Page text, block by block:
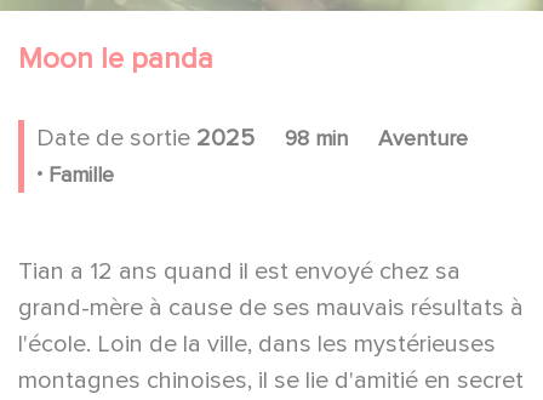
Moon le panda
Date de sortie 2025 98 min Aventure
. Famille
Tian a 12 ans quand il est envoyé chez sa
grand-mère à cause de ses mauvais résultats à
l'école. Loin de la ville, dans les mystérieuses
montagnes chinoises, il se lie d'amitié en secret